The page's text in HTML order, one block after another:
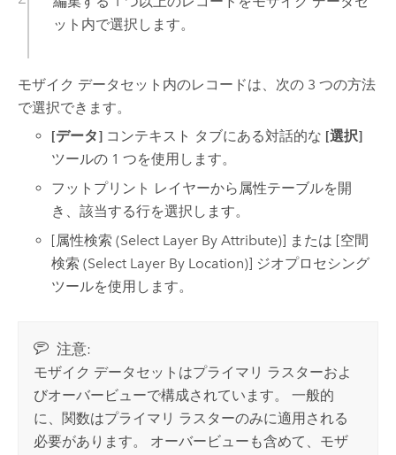
ット内で選択します。
モザイク データセット内のレコードは、次の 3 つの方法
で選択できます。
[データ] コンテキスト タブにある対話的な [選択]
ツールの 1 つを使用します。
フットプリント レイヤーから属性テーブルを開
き、該当する行を選択します。
[属性検索 (Select Layer By Attribute)] または [空間
検索 (Select Layer By Location)] ジオプロセシング
ツールを使用します。
注意:
モザイク データセットはプライマリ ラスターおよ
びオーバービューで構成されています。 一般的
に、関数はプライマリ ラスターのみに適用される
必要があります。 オーバービューも含めて、モザ